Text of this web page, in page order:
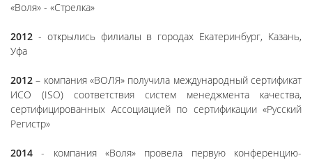
«Воля» - «Стрелка»
2012 - открылись филиалы в городах Екатеринбург, Казань,
Уфа
2012 – компания «ВОЛЯ» получила международный сертификат
ИСО (ISO) соответствия систем менеджмента качества,
сертифицированных Ассоциацией по сертификации «Русский
Регистр»
2014 - компания «Воля» провела первую конференцию-